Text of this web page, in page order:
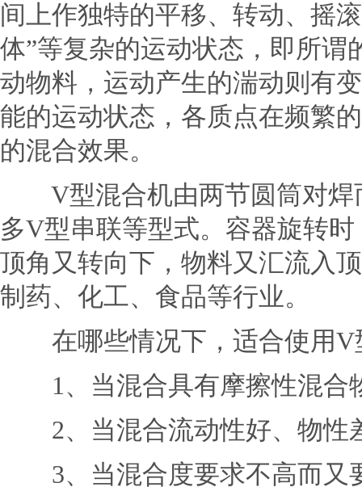
间上作独特的平移、转动、摇
体”等复杂的运动状态，即所
动物料，运动产生的湍动则有
能的运动状态，各质点在频繁
的混合效果。
V型混合机由两节圆筒对焊
多V型串联等型式。容器旋转
顶角又转向下，物料又汇流入
制药、化工、食品等行业。
在哪些情况下，适合使用V
1、当混合具有摩擦性混合
2、当混合流动性好、物性
3、当混合度要求不高而又